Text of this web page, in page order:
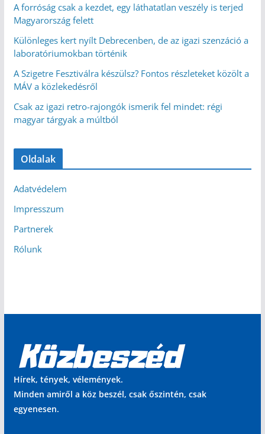
A forróság csak a kezdet, egy láthatatlan veszély is terjed
Magyarország felett
Különleges kert nyílt Debrecenben, de az igazi szenzáció a
laboratóriumokban történik
A Szigetre Fesztiválra készülsz? Fontos részleteket közölt a
MÁV a közlekedésről
Csak az igazi retro-rajongók ismerik fel mindet: régi
magyar tárgyak a múltból
Oldalak
Adatvédelem
Impresszum
Partnerek
Rólunk
Hírek, tények, vélemények.
Minden amiről a köz beszél, csak őszintén, csak
egyenesen.